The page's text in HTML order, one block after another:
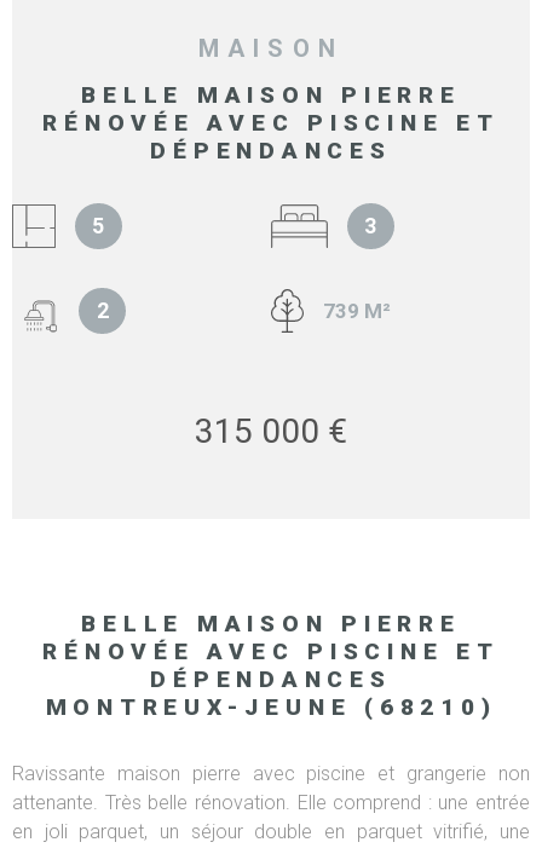
MAISON
BELLE MAISON PIERRE
RÉNOVÉE AVEC PISCINE ET
DÉPENDANCES
5 3
2 739 M²
315 000 €
BELLE MAISON PIERRE
RÉNOVÉE AVEC PISCINE ET
DÉPENDANCES
MONTREUX-JEUNE (68210)
Ravissante maison pierre avec piscine et grangerie non
attenante. Très belle rénovation. Elle comprend : une entrée
en joli parquet, un séjour double en parquet vitrifié, une